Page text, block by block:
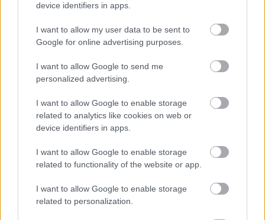
device identifiers in apps.
I want to allow my user data to be sent to
Google for online advertising purposes.
I want to allow Google to send me
personalized advertising.
I want to allow Google to enable storage
related to analytics like cookies on web or
device identifiers in apps.
I want to allow Google to enable storage
related to functionality of the website or app.
I want to allow Google to enable storage
related to personalization.
érkezni, amitől minden
autós rettegne. Végül
nagyon szerencsésen végződött a történet, de így is
döbbenetesek a képsorok.
TOVÁBB OLVASOM
JNSZ megyei hírek autósok,elszabadul
elromlik a sorompó és nem megy a rendszer?